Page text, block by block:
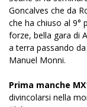
Goncalves che da
che ha chiuso al
forze, bella gara di
a terra passando
Manuel Monni.
Prima manche
divincolarsi nella